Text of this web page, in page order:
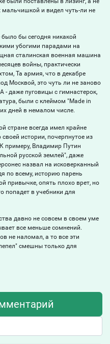
и видел чуть-ли не
бы сегодня никакой
убогими парадами на
сталинская военная машина
войны, практически
Та армия, что в декабре
Москвой, это чуть ли не заново
даже пуговицы с гимнастерок,
были с клеймом "Made in
дней в немалом числе.
стране всегда имел крайне
истории, почерпнутое из
примеру, Владимир Путин
русской землей", даже
назвал на исковерканный
по всему, историю парень
привычке, опять плохо врет, но
попадет в учебники для
давно не совсем в своем уме
все меньше сомнений.
не наломал, а то все эти
смешны только для